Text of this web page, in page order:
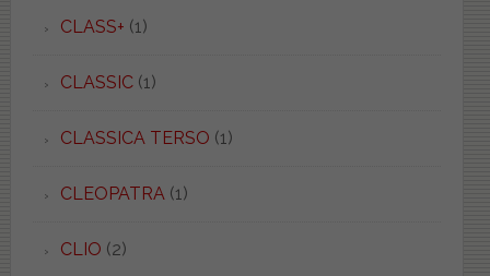
CLASS+ (1)
CLASSIC(1)
CLASSICA TERSO (1)
CLEOPATRA (1)
CLIO (2)